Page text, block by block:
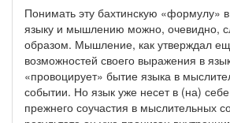
Понимать эту бахтинскую «формулу»
языку и мышлению можно, очевидно,
образом. Мышление, как утверждал
возможностей своего выражения в
«провоцирует» бытие языка в
событии. Но язык уже несет в (на)
прежнего соучастия в мыслительных